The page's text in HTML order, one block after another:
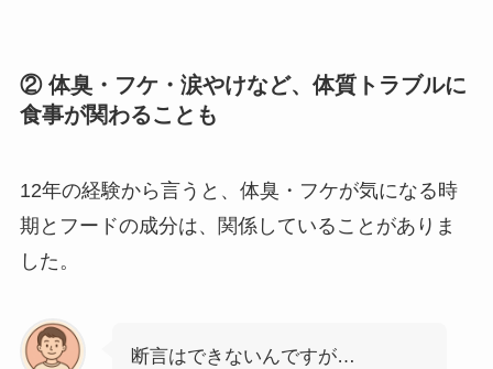
② 体臭・フケ・涙やけなど、体質トラブルに
食事が関わることも
12年の経験から言うと、体臭・フケが気になる時
期とフードの成分は、関係していることがありま
した。
断言はできないんですが…